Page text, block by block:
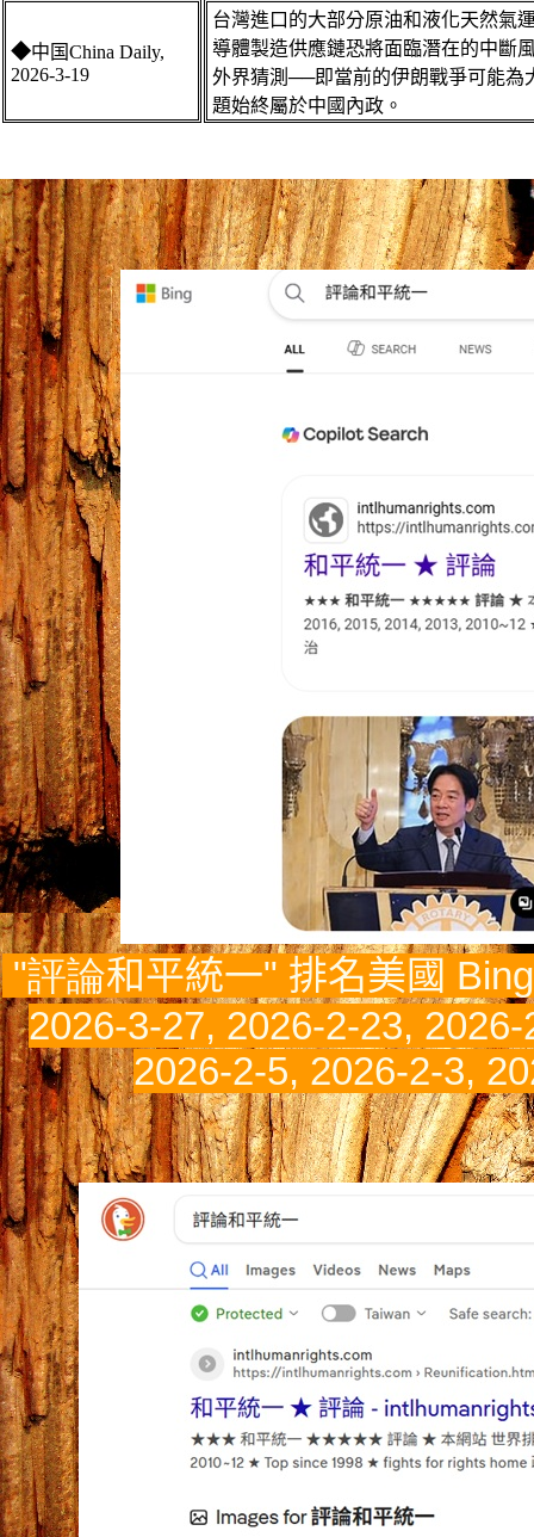
◆中 国China Daily,
2026-3-19
台灣進口的大部分原油和液化天然氣
導體製造供應鏈恐將面臨潛在的中斷
外界猜測 ──即當前的伊朗戰爭可能為
題始終屬於中國內政。
"評論和平統一" 排名美國 Bing
2026-3-27, 2026-2-23,
2026-2-5, 2026-2-3,